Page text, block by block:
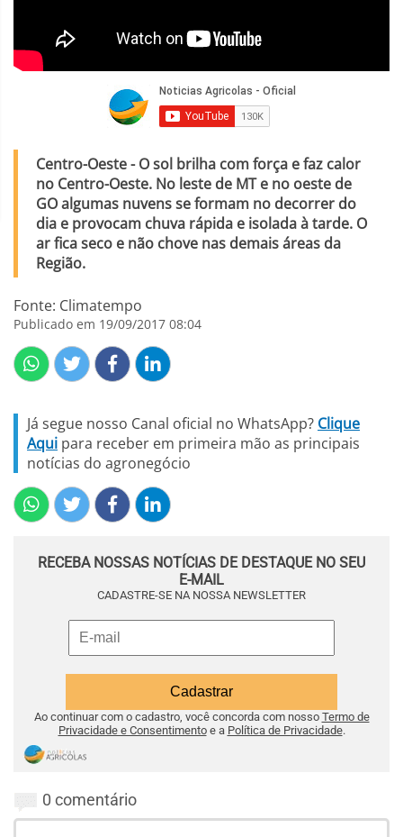
Centro-Oeste - O sol brilha com força e faz calor
no Centro-Oeste. No leste de MT e no oeste de
GO algumas nuvens se formam no decorrer do
dia e provocam chuva rápida e isolada à tarde. O
ar fica seco e não chove nas demais áreas da
Região.
Fonte: Climatempo
Publicado em 19/09/2017 08:04
Já segue nosso Canal oficial no WhatsApp? Clique
Aqui para receber em primeira mão as principais
notícias do agronegócio
RECEBA NOSSAS NOTÍCIAS DE DESTAQUE NO SEU
E-MAIL
CADASTRE-SE NA NOSSA NEWSLETTER
Ao continuar com o cadastro, você concorda com nosso Termo de
Privacidade e Consentimentoe a Política de Privacidade.
0 comentário